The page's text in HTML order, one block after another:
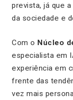
prevista, já que
da sociedade e
Com o Núcleo
especialista em
experiência em
frente das
vez mais